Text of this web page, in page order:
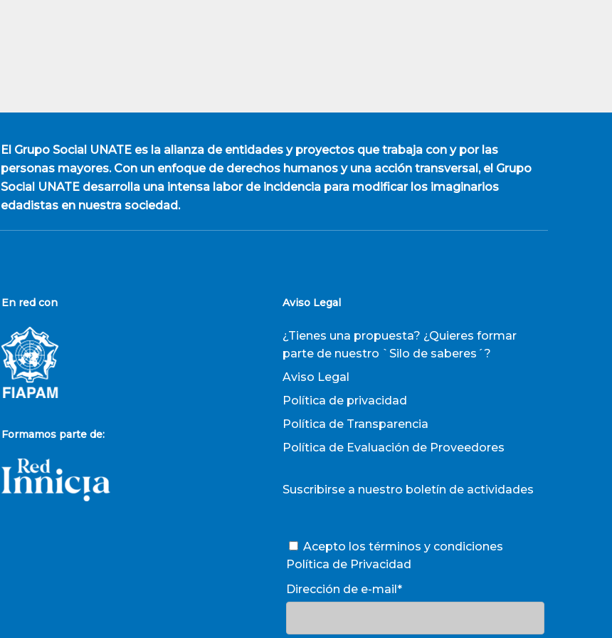
El Grupo Social UNATEes la alianza de entidades y proyectos que trabaja con y por las
personas mayores. Con un enfoque de derechos humanos y una acción transversal, el Grupo
Social UNATE desarrolla una intensa labor de incidencia para modificar los imaginarios
edadistas en nuestra sociedad.
En red con
Formamos parte de:
Aviso Legal
¿Tienes una propuesta? ¿Quieres formar
parte de nuestro `Silo de saberes´?
Aviso Legal
Política de privacidad
Política de Transparencia
Política de Evaluación de Proveedores
Suscribirse a nuestro boletín de actividades
Acepto los términos y condiciones
Política de Privacidad
Dirección de e-mail*